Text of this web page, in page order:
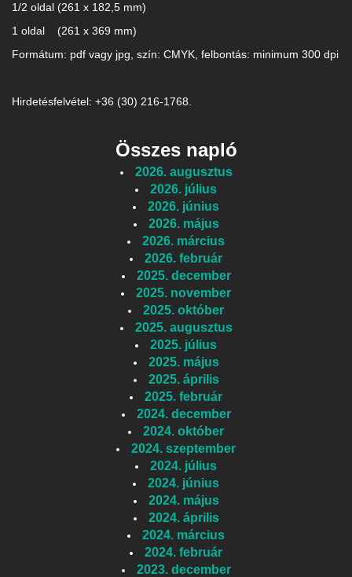
1/2 oldal (261 x 182,5 mm)
1 oldal (261 x 369 mm)
Formátum: pdf vagy jpg, szín: CMYK, felbontás: minimum 300 dpi
Hirdetésfelvétel: +36 (30) 216-1768.
Összes napló
2026. augusztus
2026. július
2026. június
2026. május
2026. március
2026. február
2025. december
2025. november
2025. október
2025. augusztus
2025. július
2025. május
2025. április
2025. február
2024. december
2024. október
2024. szeptember
2024. július
2024. június
2024. május
2024. április
2024. március
2024. február
2023. december